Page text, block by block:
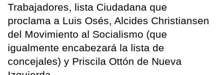
Trabajadores, lista Ciudadana que
proclama a Luis Osés, Alcides Christiansen
del Movimiento al Socialismo (que
igualmente encabezará la lista de
concejales) y Priscila Ottón de Nueva